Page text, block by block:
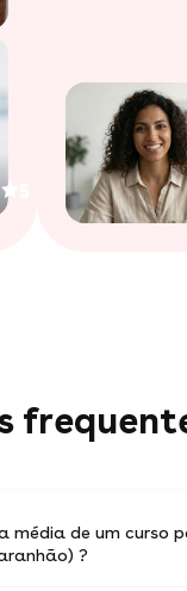
média de um curso
?